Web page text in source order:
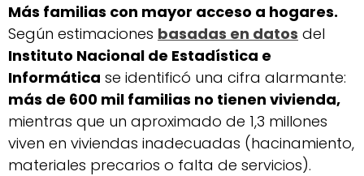
Más familias con mayor acceso a hogares.
Según estimaciones basadas en datos del
Instituto Nacional de Estadística e
Informática se identificó una cifra alarmante:
más de 600 mil familias no tienen vivienda,
mientras que un aproximado de 1,3 millones
viven en viviendas inadecuadas (hacinamiento,
materiales precarios o falta de servicios).